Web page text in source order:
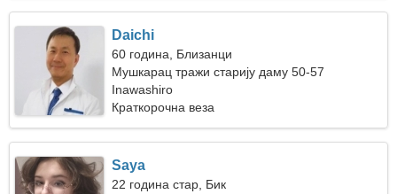
Daichi
60 година, Близанци
Мушкарац тражи старију даму 50-57
Inawashiro
Краткорочна веза
Saya
22 година стар, Бик